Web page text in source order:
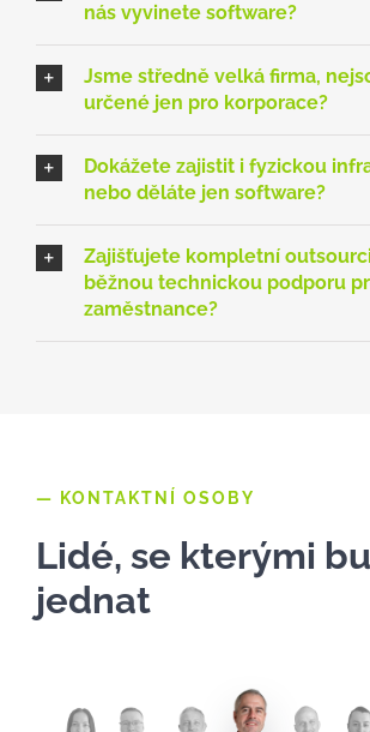
nás vyvinete software?
Jsme středně velká firma,
určené jen pro korporace?
Dokážete zajistit i fyzickou
nebo děláte jen software?
Zajišťujete kompletní
běžnou technickou podporu
zaměstnance?
— KONTAKTNÍ OSOBY
Lidé, se kterými
jednat